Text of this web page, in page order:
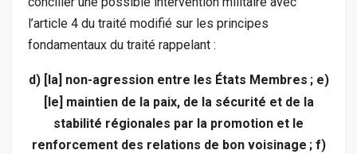
l’article 4 du traité modifié sur les principes
fondamentaux du traité rappelant :
d) [la] non-agression entre les États Membres ; e)
[le] maintien de la paix, de la sécurité et de la
stabilité régionales par la promotion et le
renforcement des relations de bon voisinage ; f)